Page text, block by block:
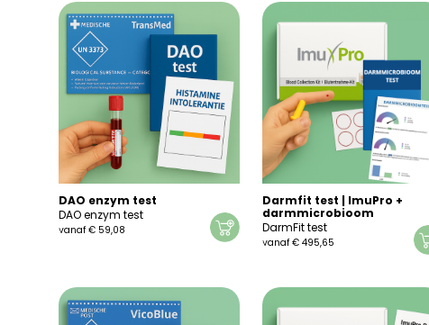
heeft
meerdere
variaties.
Deze
optie
kan
worden
op
de
productpagina
DAO enzym test
DAO enzym test
vanaf€ 59,08
meerdere
variaties.
Darmfit test | ImuPro +
darmmicrobioom
DarmFit test
vanaf€ 495,65
heeft
meerdere